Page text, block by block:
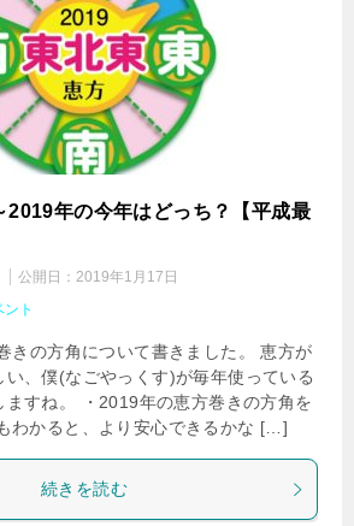
2019年の今年はどっち？【平成最
公開日： 2019年1月17日
ト
きの方角について書きました。 恵方が
、僕(なごやっくす)が毎年使っている
ますね。 ・2019年の恵方巻きの方角を
わかると、より安心できるかな […]
続きを読む